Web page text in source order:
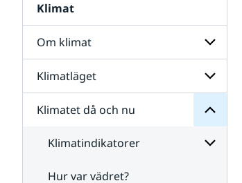
Klimat
Om klimat
för
Om
klimat
Klimatläget
Klimatet då och nu
Undersidor
för
Klimatet
då
och
Klimatindikatorer
Hur var vädret?
Månadens
väder
vatten
i